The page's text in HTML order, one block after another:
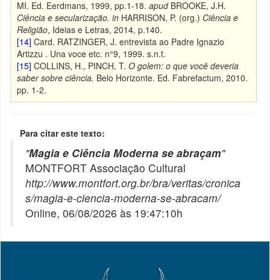
MI. Ed. Eerdmans, 1999, pp.1-18.apud BROOKE, J.H.
Ciência e secularização. in HARRISON, P. (org.) Ciência e
Religião, Ideias e Letras, 2014, p.140.
[14] Card. RATZINGER, J. entrevista ao Padre Ignazio
Artizzu . Una voce etc. n°9, 1999. s.n.t.
[15] COLLINS, H., PINCH, T.O golem: o que você deveria
saber sobre ciência. Belo Horizonte. Ed. Fabrefactum, 2010.
pp. 1-2.
Para citar este texto:
"Magia e Ciência Moderna se abraçam"
MONTFORT Associação Cultural
http://www.montfort.org.br/bra/veritas/cronica
s/magia-e-ciencia-moderna-se-abracam/
Online, 06/08/2026 às 19:47:10h